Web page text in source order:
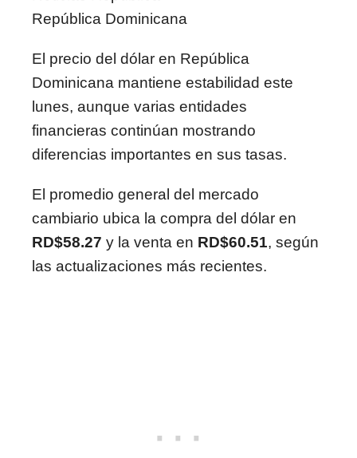
República Dominicana
El precio del dólar en República
Dominicana mantiene estabilidad este
lunes, aunque varias entidades
financieras continúan mostrando
diferencias importantes en sus tasas.
El promedio general del mercado
cambiario ubica la compra del dólar en
RD$58.27 y la venta en RD$60.51, según
las actualizaciones más recientes.